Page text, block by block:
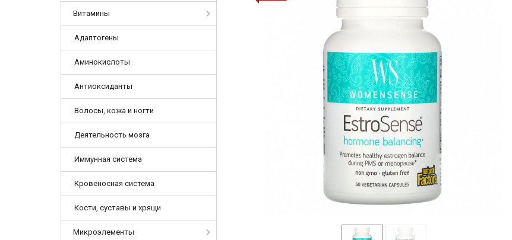
Витамины
Адаптогены
Аминокислоты
Антиоксиданты
Волосы, кожа и ногти
Деятельность мозга
Иммунная система
Кровеносная система
Кости, суставы и хрящи
Микроэлементы